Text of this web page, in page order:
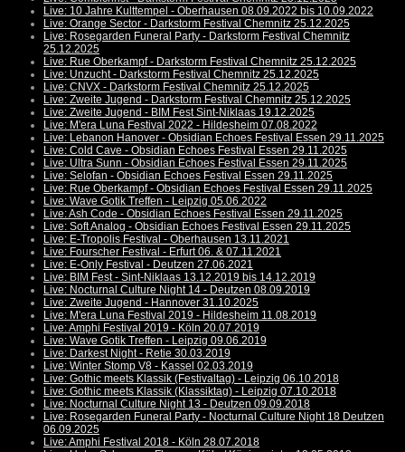
Live: 10 Jahre Kulttempel - Oberhausen 08.09.2022 bis 10.09.2022
Live: Orange Sector - Darkstorm Festival Chemnitz 25.12.2025
Live: Rosegarden Funeral Party - Darkstorm Festival Chemnitz
25.12.2025
Live: Rue Oberkampf - Darkstorm Festival Chemnitz 25.12.2025
Live: Unzucht - Darkstorm Festival Chemnitz 25.12.2025
Live: CNVX - Darkstorm Festival Chemnitz 25.12.2025
Live: Zweite Jugend - Darkstorm Festival Chemnitz 25.12.2025
Live: Zweite Jugend - BIM Fest Sint-Niklaas 19.12.2025
Live: M'era Luna Festival 2022 - Hildesheim 07.08.2022
Live: Lebanon Hanover - Obsidian Echoes Festival Essen 29.11.2025
Live: Cold Cave - Obsidian Echoes Festival Essen 29.11.2025
Live: Ultra Sunn - Obsidian Echoes Festival Essen 29.11.2025
Live: Selofan - Obsidian Echoes Festival Essen 29.11.2025
Live: Rue Oberkampf - Obsidian Echoes Festival Essen 29.11.2025
Live: Wave Gotik Treffen - Leipzig 05.06.2022
Live: Ash Code - Obsidian Echoes Festival Essen 29.11.2025
Live: Soft Analog - Obsidian Echoes Festival Essen 29.11.2025
Live: E-Tropolis Festival - Oberhausen 13.11.2021
Live: Fourscher Festival - Erfurt 06. & 07.11.2021
Live: E-Only Festival - Deutzen 27.06.2021
Live: BIM Fest - Sint-Niklaas 13.12.2019 bis 14.12.2019
Live: Nocturnal Culture Night 14 - Deutzen 08.09.2019
Live: Zweite Jugend - Hannover 31.10.2025
Live: M'era Luna Festival 2019 - Hildesheim 11.08.2019
Live: Amphi Festival 2019 - Köln 20.07.2019
Live: Wave Gotik Treffen - Leipzig 09.06.2019
Live: Darkest Night - Retie 30.03.2019
Live: Winter Stomp V8 - Kassel 02.03.2019
Live: Gothic meets Klassik (Festivaltag) - Leipzig 06.10.2018
Live: Gothic meets Klassik (Klassiktag) - Leipzig 07.10.2018
Live: Nocturnal Culture Night 13 - Deutzen 09.09.2018
Live: Rosegarden Funeral Party - Nocturnal Culture Night 18 Deutzen
06.09.2025
Live: Amphi Festival 2018 - Köln 28.07.2018